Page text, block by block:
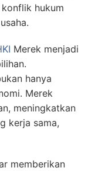
hukum
Merek menjadi
hanya
Merek
meningkatkan
kerja sama,
memberikan